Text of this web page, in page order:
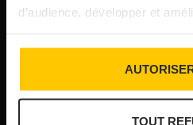
d’audience, développer et
TOUT
Incendies : l’aide
pour les indépendants,